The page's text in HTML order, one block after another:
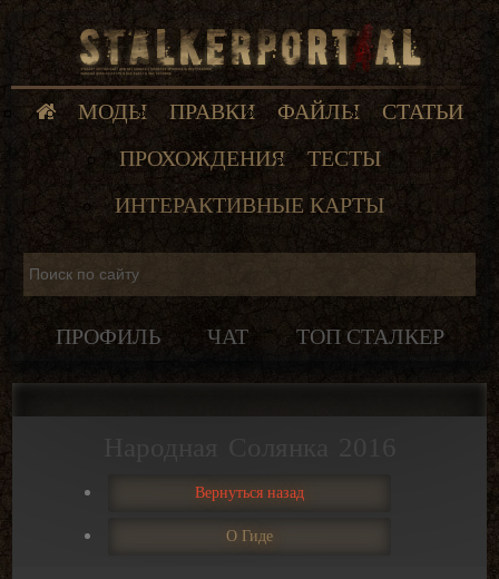
МОДЫ ПРАВКИ ФАЙЛЫ
СТАТЬИ
ПРОХОЖДЕНИЯ
ТЕСТЫ
ИНТЕРАКТИВНЫЕ КАРТЫ
ПРОФИЛЬ ЧАТ ТОП СТАЛКЕР
Вернуться назад
О Гиде